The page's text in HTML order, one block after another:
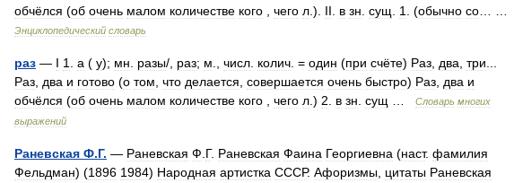
обчёлся (об очень малом количестве кого чего л .). II в зн сущ 1 . (обычно со
Энциклопедический словарь
раз — I 1 а ( у); мн разы/, раз; м числ колич . = один (при счёте) Раз два три
Раз два и готово (о том что делается совершается очень быстро) Раз два и
обчёлся (об очень малом количестве кого чего л .) 2 в зн сущ Словарь многих
выражений
Раневская Ф.Г. — Раневская Ф Г. Раневская Фаина Георгиевна (наст. фамилия
Фельдман) (1896 1984) Народная артистка СССР. Афоризмы цитаты Раневская